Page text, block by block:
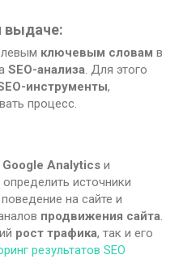
выдаче:
ключевым словам в
SEO-анализа. Для этого
инструменты,
процесс.
Google Analytics и
источники
на сайте и
продвижения сайта.
рост трафика, так и его
результатов SEO